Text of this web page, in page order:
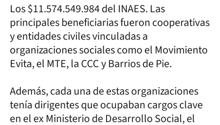
Los $11.574.549.984 del INAES. Las
principales beneficiarias fueron cooperativas
y entidades civiles vinculadas a
organizaciones sociales como el Movimiento
Evita, el MTE, la CCC y Barrios de Pie.
Además, cada una de estas organizaciones
tenía dirigentes que ocupaban cargos clave
en el ex Ministerio de Desarrollo Social, el